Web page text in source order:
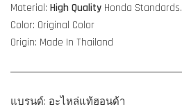
Material: High Quality Honda Standards.
Color: Original Color
Origin: Made In Thailand
แบรนด์: อะไหล่แท้ฮอนด้า